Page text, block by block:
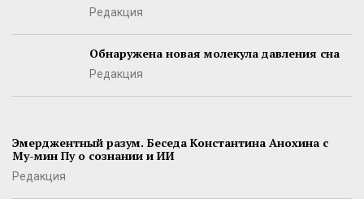
Редакция
Обнаружена новая молекула давления сна
Редакция
Эмерджентный разум. Беседа Константина Анохина с
Му-мин Пу о сознании и ИИ
Редакция